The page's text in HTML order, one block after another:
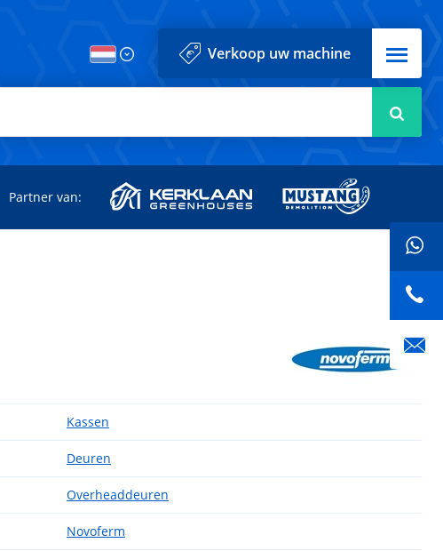
Verkoop uw machine Menu
Partner van:
Kassen
Deuren
Overheaddeuren
Novoferm